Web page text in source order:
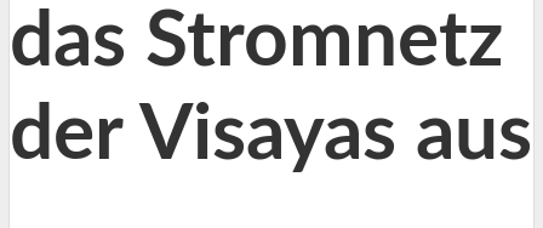
das Stromnetz
der Visayas aus